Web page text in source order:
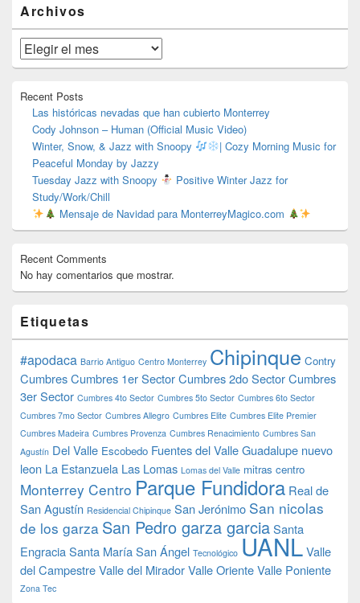
área
de
widget
barra
lateral
Archivos
Archivos
Recent Posts
Las históricas nevadas que han cubierto Monterrey
Cody Johnson – Human (Official Music Video)
Winter, Snow, & Jazz with Snoopy
| Cozy Morning Music for
Peaceful Monday by Jazzy
Tuesday Jazz with Snoopy
Positive Winter Jazz for
Study/Work/Chill
Mensaje de Navidad para MonterreyMagico.com
Recent Comments
No hay comentarios que mostrar.
Etiquetas
#apodaca Barrio Antiguo Centro Monterrey Chipinque Contry
CumbresCumbres 1er SectorCumbres 2do SectorCumbres
3er Sector Cumbres 4to Sector Cumbres 5to Sector Cumbres 6to Sector
Cumbres 7mo Sector Cumbres Allegro Cumbres Elite Cumbres Elite Premier
Cumbres Madeira Cumbres Provenza Cumbres Renacimiento Cumbres San
Agustín Del Valle Escobedo Fuentes del ValleGuadalupe nuevo
leon La Estanzuela Las Lomas Lomas del Valle mitras centro
Monterrey Centro Parque Fundidora Real de
San Agustín Residencial Chipinque San Jerónimo San nicolas
de los garza San Pedro garza garciaSanta
EngraciaSanta MaríaSan Ángel Tecnológico UANLValle
del CampestreValle del MiradorValle OrienteValle Poniente
Zona Tec